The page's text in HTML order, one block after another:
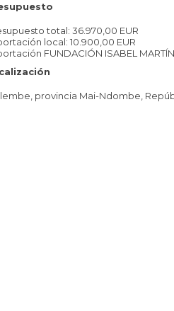
total: 36.970,00 EUR
local: 10.900,00 EUR
FUNDACIÓN ISABEL
provincia Mai-Ndombe,